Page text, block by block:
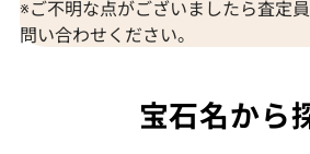
※ご不明な点がございましたら査定
問い合わせください。
宝石名から